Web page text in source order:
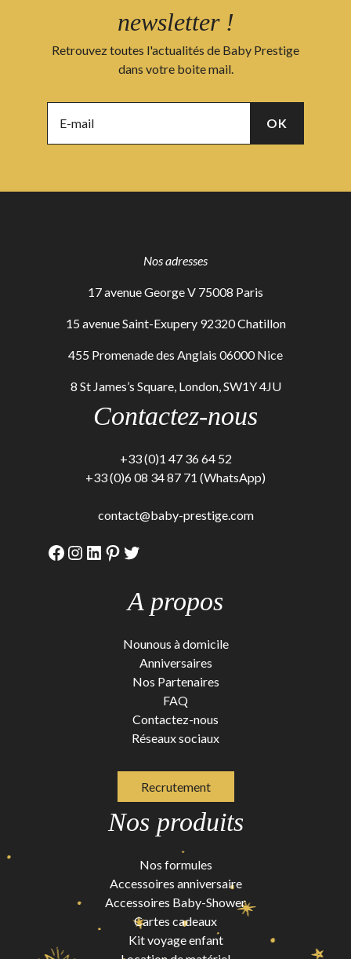
newsletter !
Retrouvez toutes l'actualités de Baby Prestige
dans votre boite mail.
Nos adresses
17 avenue George V 75008 Paris
15 avenue Saint-Exupery 92320 Chatillon
455 Promenade des Anglais 06000 Nice
8 St James’s Square, London, SW1Y 4JU
Contactez-nous
+33 (0)1 47 36 64 52
+33 (0)6 08 34 87 71 (WhatsApp)
contact@baby-prestige.com
Facebook
Instagram
LinkedIn
Pinterest
Twitter
A propos
Nounous à domicile
Anniversaires
Nos Partenaires
FAQ
Contactez-nous
Réseaux sociaux
Recrutement
Nos produits
Nos formules
Accessoires anniversaire
Accessoires Baby-Shower
Cartes cadeaux
Kit voyage enfant